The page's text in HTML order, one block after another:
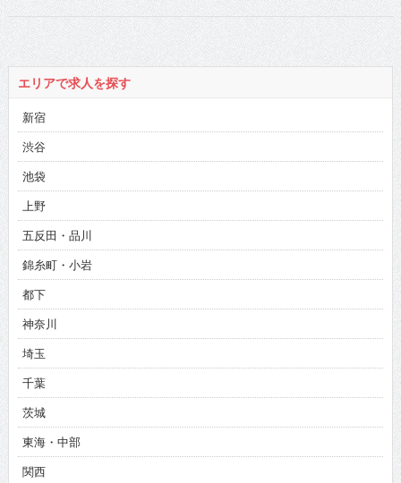
エリアで求人を探す
新宿
渋谷
池袋
上野
五反田・品川
錦糸町・小岩
都下
神奈川
埼玉
千葉
茨城
東海・中部
関西